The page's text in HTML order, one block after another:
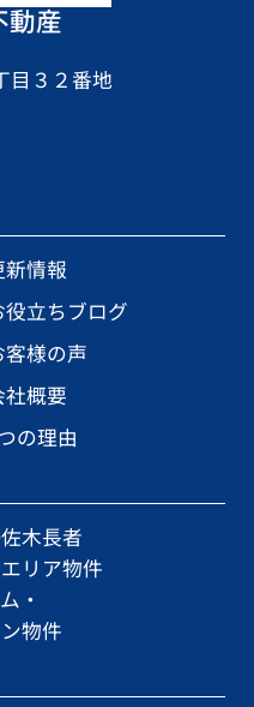
動産
目３２番地
新情報
役立ちブログ
客様の声
社概要
の理由
木長者
リア物件
・
物件